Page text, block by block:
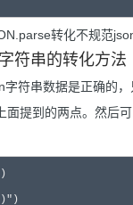
符串的转化方法
字符串数据是正确的
面提到的两点。然后